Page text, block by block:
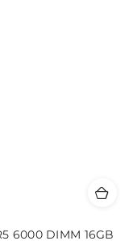
6000 DIMM 16GB